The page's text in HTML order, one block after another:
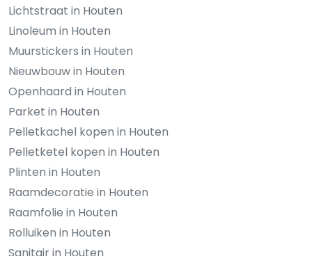
Lichtstraat in Houten
Linoleum in Houten
Muurstickers in Houten
Nieuwbouw in Houten
Openhaard in Houten
Parket in Houten
Pelletkachel kopen in Houten
Pelletketel kopen in Houten
Plinten in Houten
Raamdecoratie in Houten
Raamfolie in Houten
Rolluiken in Houten